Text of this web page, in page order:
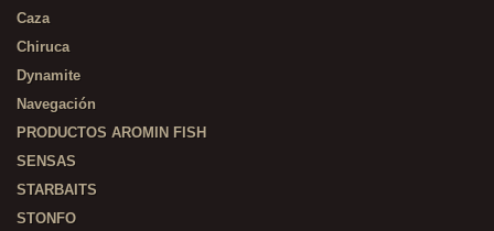
Caza
Chiruca
Dynamite
Navegación
PRODUCTOS AROMIN FISH
SENSAS
STARBAITS
STONFO